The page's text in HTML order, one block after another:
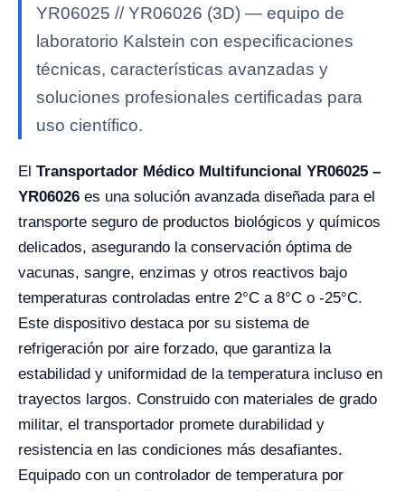
YR06025 // YR06026 (3D) — equipo de
laboratorio Kalstein con especificaciones
técnicas, características avanzadas y
soluciones profesionales certificadas para
uso científico.
El Transportador Médico Multifuncional YR06025 –
YR06026 es una solución avanzada diseñada para el
transporte seguro de productos biológicos y químicos
delicados, asegurando la conservación óptima de
vacunas, sangre, enzimas y otros reactivos bajo
temperaturas controladas entre 2°C a 8°C o -25°C.
Este dispositivo destaca por su sistema de
refrigeración por aire forzado, que garantiza la
estabilidad y uniformidad de la temperatura incluso en
trayectos largos. Construido con materiales de grado
militar, el transportador promete durabilidad y
resistencia en las condiciones más desafiantes.
Equipado con un controlador de temperatura por